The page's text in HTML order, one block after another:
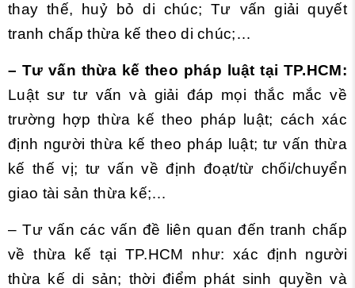
thay thế, huỷ bỏ di chúc; Tư vấn giải quyết
tranh chấp thừa kế theo di chúc;…
– Tư vấn thừa kế theo pháp luật tại TP.HCM:
Luật sư tư vấn và giải đáp mọi thắc mắc về
trường hợp thừa kế theo pháp luật; cách xác
định người thừa kế theo pháp luật; tư vấn thừa
kế thế vị; tư vấn về định đoạt/từ chối/chuyển
giao tài sản thừa kế;…
– Tư vấn các vấn đề liên quan đến tranh chấp
về thừa kế tại TP.HCM như: xác định người
thừa kế di sản; thời điểm phát sinh quyền và